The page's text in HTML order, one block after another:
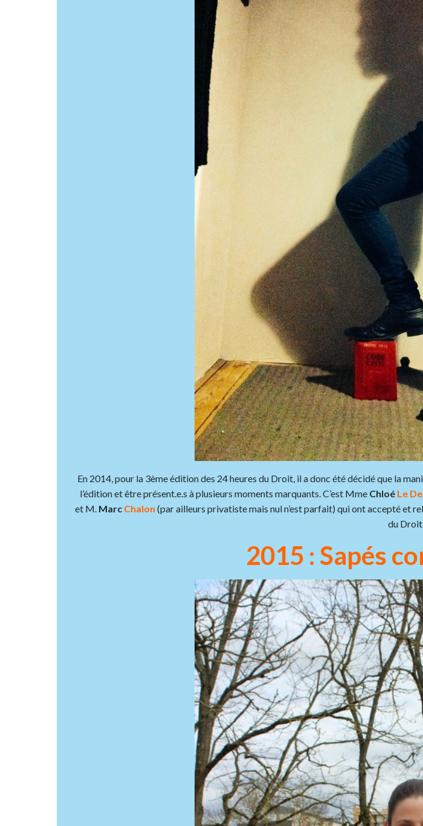
En 2014, pour la 3ème édition des 24 heures du Droit, il a donc été décidé que la
l’édition et être présent.e.s à plusieurs moments marquants. C’est Mme Chloé Le
et M. Marc Chalon (par ailleurs privatiste mais nul n’est parfait) qui ont accepté et
du
2015 : Sapés